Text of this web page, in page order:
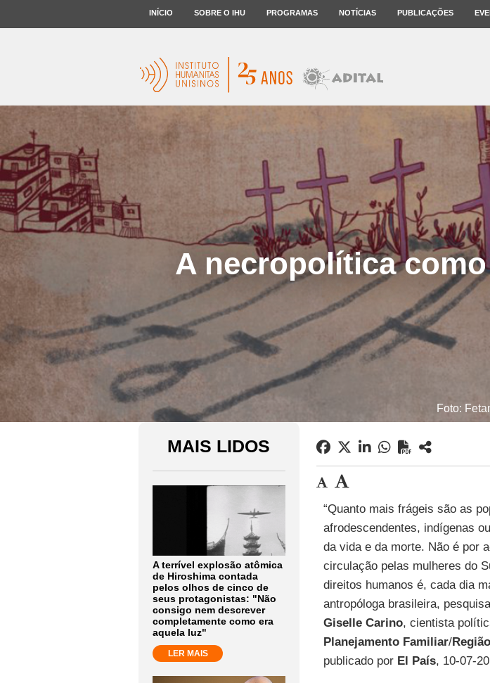
INÍCIO SOBRE O IHU PROGRAMAS NOTÍCIAS PUBLICAÇÕES
A necropolítica
Foto:
MAIS LIDOS
A terrível explosão atômica
de Hiroshima contada
pelos olhos de cinco de
seus protagonistas: "Não
consigo nem descrever
completamente como era
aquela luz"
LER MAIS
“Quanto mais frágeis são as
afrodescendentes, indígenas
da vida e da morte. Não é por
circulação pelas mulheres do
direitos humanos é, cada dia
antropóloga brasileira,
Giselle Carino, cientista
Planejamento Familiar/
publicado por El País, 10-07-